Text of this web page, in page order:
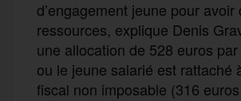
d’engagement jeune pour avoir
ressources, explique Denis
une allocation de 528 euros
ou le jeune salarié est rattaché
fiscal non imposable (316